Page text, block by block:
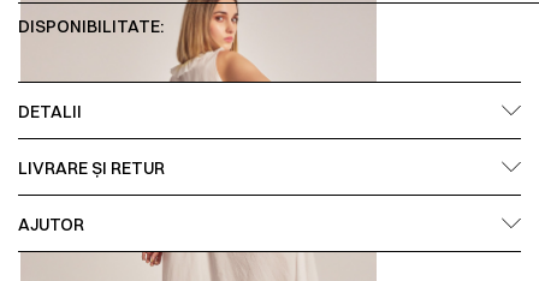
DISPONIBILITATE:
DETALII
LIVRARE ȘI RETUR
AJUTOR